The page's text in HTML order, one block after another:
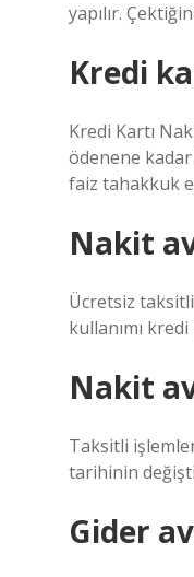
yapılır.
Kredi
Kredi Kartı
ödenene
faiz tahakkuk
Nakit
Ücretsiz
kullanımı
Nakit
Taksitli
tarihinin
Gider